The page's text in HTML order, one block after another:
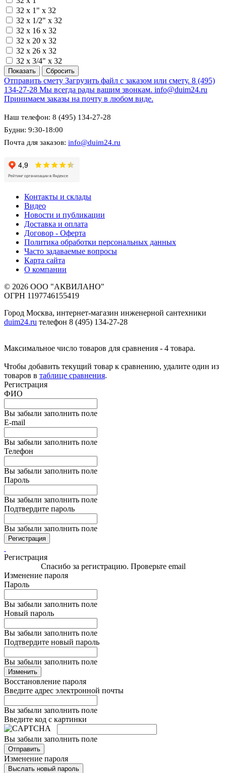
32 х 1" х 32
32 х 1/2" х 32
32 х 16 х 32
32 х 20 х 32
32 х 26 х 32
32 х 3/4" х 32
Отправить смету Загрузить файл с заказом или смету. 8 (495)
134-27-28 Мы всегда рады вашим звонкам. info@duim24.ru
Принимаем заказы на почту в любом виде.
Наш телефон: 8 (495) 134-27-28
Будни: 9:30-18:00
Почта для заказов: info@duim24.ru
Контакты и склады
Видео
Новости и публикации
Доставка и оплата
Договор - Оферта
Политика обработки персональных данных
Часто задаваемые вопросы
Карта сайта
О компании
© 2026 ООО "АКВИЛАНО"
ОГРН 1197746155419
Город Москва, интернет-магазин инженерной сантехники
duim24.ru телефон 8 (495) 134-27-28
Максимальное число товаров для сравнения - 4 товара.
Чтобы добавить текущий товар к сравнению, удалите один из
товаров в таблице сравнения.
Регистрация
ФИО
Вы забыли заполнить поле
E-mail
Вы забыли заполнить поле
Телефон
Вы забыли заполнить поле
Пароль
Вы забыли заполнить поле
Подтвердите пароль
Вы забыли заполнить поле
Регистрация
Регистрация
Спасибо за регистрацию. Проверьте email
Изменение пароля
Пароль
Вы забыли заполнить поле
Новый пароль
Вы забыли заполнить поле
Подтвердите новый пароль
Вы забыли заполнить поле
Изменить
Восстановление пароля
Введите адрес электронной почты
Вы забыли заполнить поле
Введите код с картинки
Вы забыли заполнить поле
Отправить
Изменение пароля
Выслать новый пароль